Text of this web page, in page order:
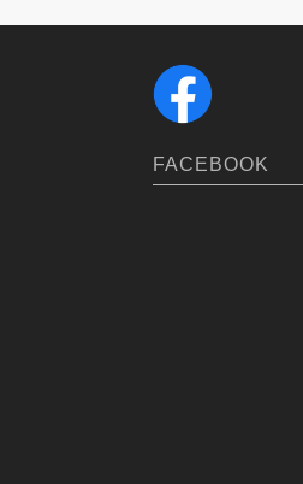
FACEBOOK